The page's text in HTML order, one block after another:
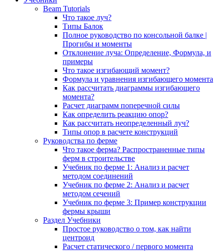
Beam Tutorials
Что такое луч?
Типы Балок
Полное руководство по консольной балке |
Прогибы и моменты
Отклонение луча: Определение, Формула, и
примеры
Что такое изгибающий момент?
Формула и уравнения изгибающего момента
Как рассчитать диаграммы изгибающего
момента?
Расчет диаграмм поперечной силы
Как определить реакцию опор?
Как рассчитать неопределенный луч?
Типы опор в расчете конструкций
Руководства по ферме
Что такое ферма? Распространенные типы
ферм в строительстве
Учебник по ферме 1: Анализ и расчет
методом соединений
Учебник по ферме 2: Анализ и расчет
методом сечений
Учебник по ферме 3: Пример конструкции
фермы крыши
Раздел Учебники
Простое руководство о том, как найти
центроид
Расчет статического / первого момента